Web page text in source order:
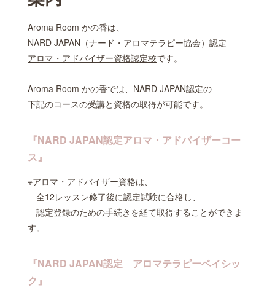
Aroma Room かの香は、
NARD JAPAN（ナード・アロマテラピー協会）認定
アロマ・アドバイザー資格認定校です。
Aroma Room かの香では、NARD JAPAN認定の
下記のコースの受講と資格の取得が可能です。
『NARD JAPAN認定アロマ・アドバイザーコー
ス』
※アロマ・アドバイザー資格は、
全12レッスン修了後に認定試験に合格し、
認定登録のための手続きを経て取得することができま
す。
『NARD JAPAN認定 アロマテラピーベイシッ
ク』